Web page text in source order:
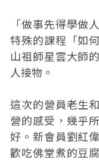
「做事先得學做
特殊的課程「如
山祖師星雲大師
人接物。
這次的營員老生
營的感受，幾乎
好。新會員劉紅
歡吃佛堂煮的豆